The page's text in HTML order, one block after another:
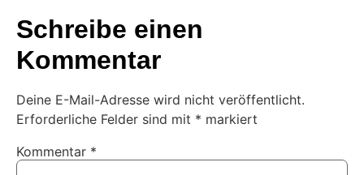
Schreibe einen
Kommentar
Deine E-Mail-Adresse wird nicht veröffentlicht.
Erforderliche Felder sind mit * markiert
Kommentar *